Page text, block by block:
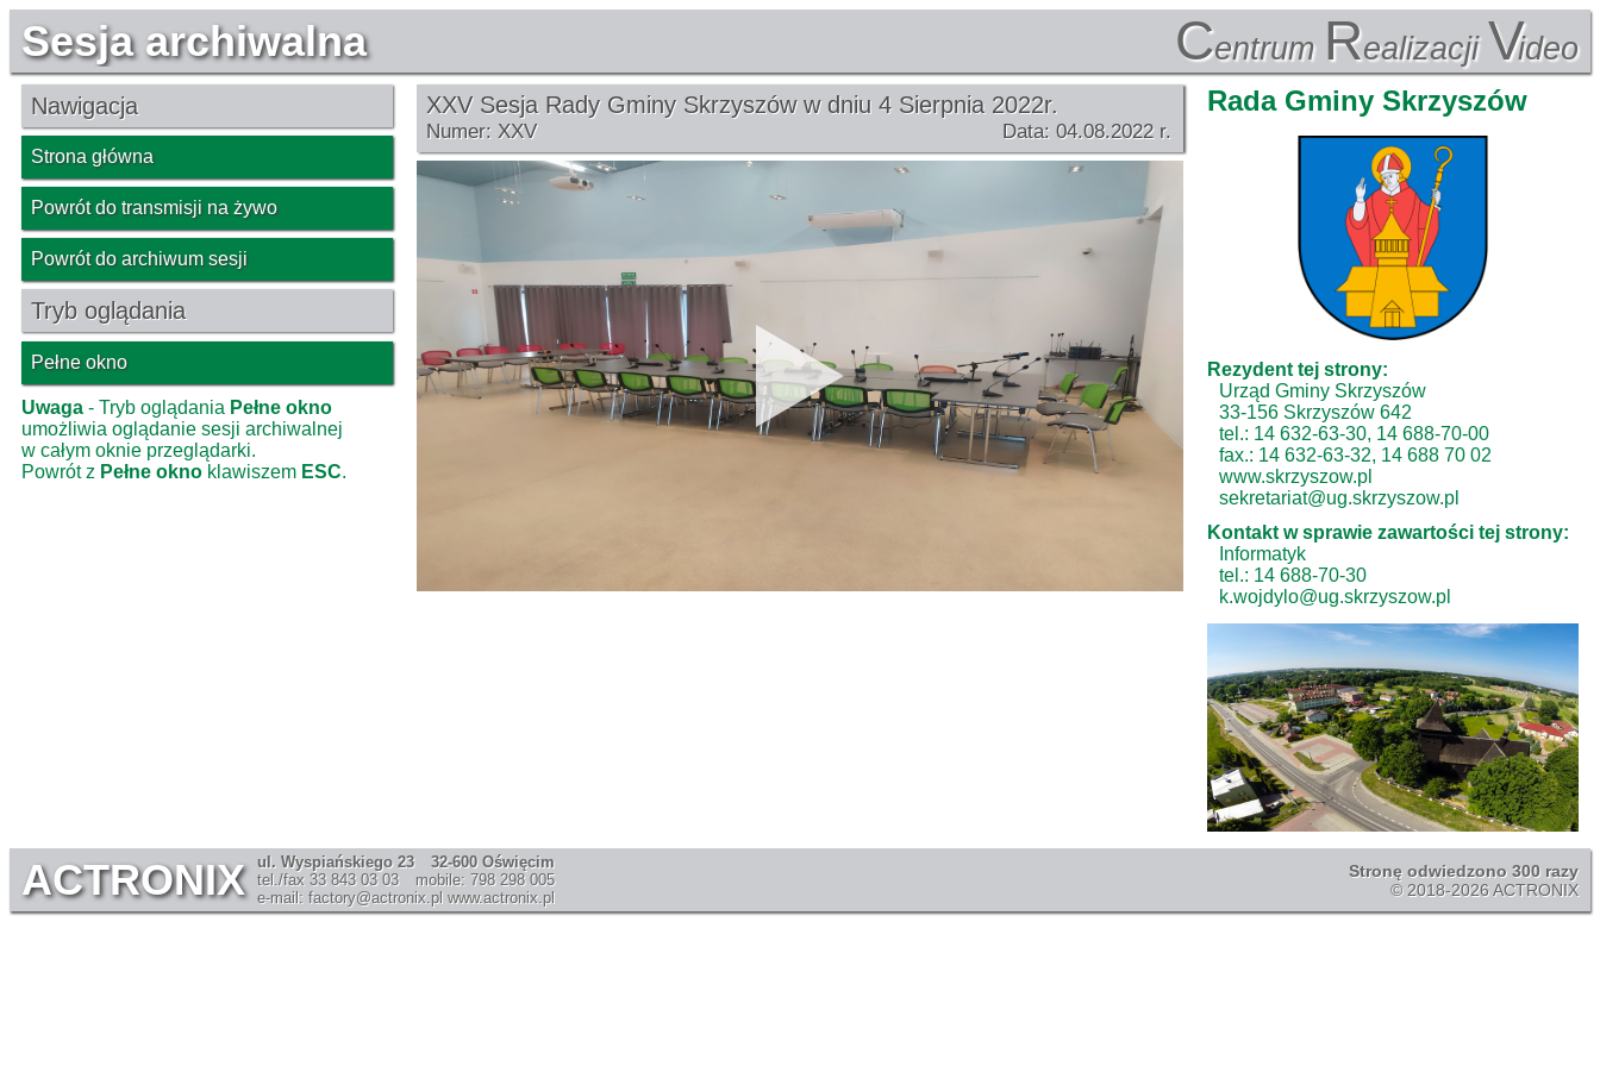
Sesja archiwalna Centrum Realizacji Video
Nawigacja
Strona główna
Powrót do transmisji na żywo
Powrót do archiwum sesji
Tryb oglądania
Pełne okno
Uwaga - Tryb oglądania Pełne okno
umożliwia oglądanie sesji archiwalnej
w całym oknie przeglądarki.
Powrót z Pełne okno klawiszem ESC.
XXV Sesja Rady Gminy Skrzyszów w dniu 4 Sierpnia 2022r.
Numer: XXV Data: 04.08.2022 r.
Rada Gminy Skrzyszów
Rezydent tej strony:
Urząd Gminy Skrzyszów
33-156 Skrzyszów 642
tel.: 14 632-63-30, 14 688-70-00
fax.: 14 632-63-32, 14 688 70 02
www.skrzyszow.pl
sekretariat@ug.skrzyszow.pl
Kontakt w sprawie zawartości tej strony:
Informatyk
tel.: 14 688-70-30
k.wojdylo@ug.skrzyszow.pl
ACTRONIX
ul. Wyspiańskiego 23
tel./fax 33 843 03 03
e-mail: factory@actronix.pl
32-600 Oświęcim
mobile: 798 298 005
www.actronix.pl
Stronę odwiedzono 300 razy
© 2018-2026 ACTRONIX